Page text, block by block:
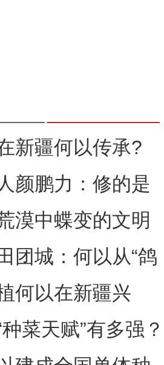
新疆何以传承?
颜鹏力：修的是
“情”
漠中蝶变的文明
团城：何以从“鸽
网红打卡地
何以在新疆兴
菜天赋”有多强？